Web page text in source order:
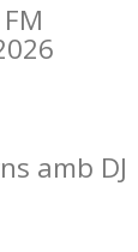
amb DJ